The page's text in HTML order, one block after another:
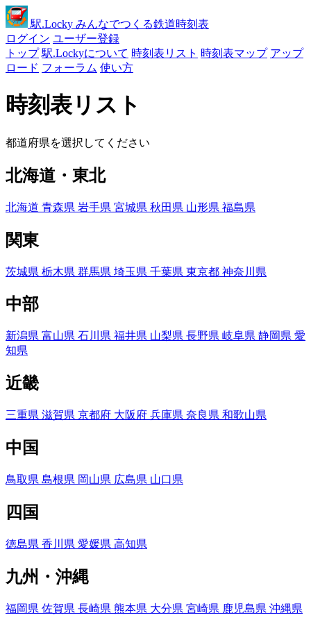
駅.Locky みんなでつくる鉄道時刻表
ログイン ユーザー登録
トップ 駅.Lockyについて 時刻表リスト 時刻表マップ アップ
ロード フォーラム 使い方
時刻表リスト
都道府県を選択してください
北海道・東北
北海道 青森県 岩手県 宮城県 秋田県 山形県 福島県
関東
茨城県 栃木県 群馬県 埼玉県 千葉県 東京都 神奈川県
中部
新潟県 富山県 石川県 福井県 山梨県 長野県 岐阜県 静岡県 愛
知県
近畿
三重県 滋賀県 京都府 大阪府 兵庫県 奈良県 和歌山県
中国
鳥取県 島根県 岡山県 広島県 山口県
四国
徳島県 香川県 愛媛県 高知県
九州・沖縄
福岡県 佐賀県 長崎県 熊本県 大分県 宮崎県 鹿児島県 沖縄県